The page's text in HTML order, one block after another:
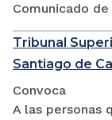
Comunicado
Tribunal
Santiago de
Convoca
A las personas